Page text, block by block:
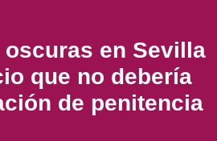
oscuras en Sevilla
que no debería
de penitencia